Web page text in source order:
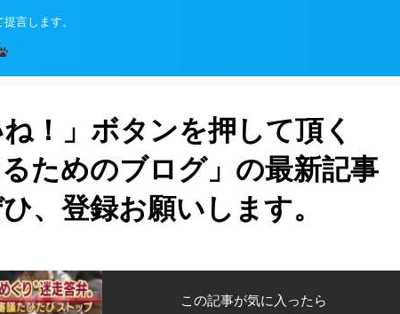
言します。
！」ボタンを押して頂く
ためのブログ」の最新記事
、登録お願いします。
この記事が気に入ったら